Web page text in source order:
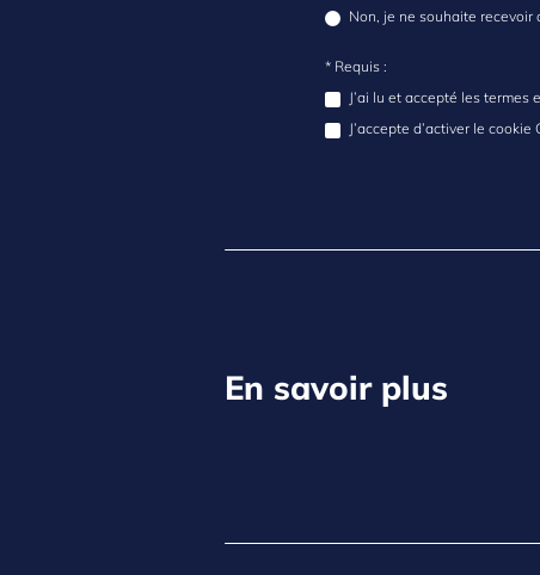
Non, je ne souhaite recevoir
* Requis :
J’ai lu et accepté les
J’accepte d’activer le
En savoir plus